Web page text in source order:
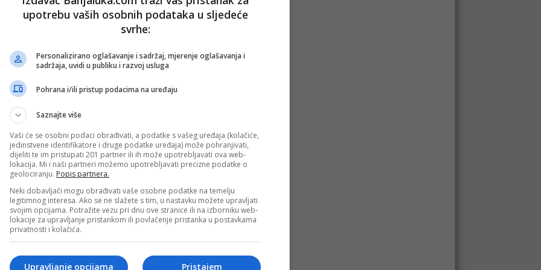
i stavove internet portala Banjaluka.com. Molimo korisnike da se suzdrže od vrijeđanja,
da obriše komentar bez najave i objašnjenja. Zbog velikog broja komentara Banjaluka.com
prihvatate mogućnost da među komentarima mogu biti pronađeni sadržaji koji mogu biti
polja su obavezna!
upotrebu vaših osobnih podataka u sljedeće
svrhe:
Personalizirano oglašavanje i sadržaj, mjerenje oglašavanja i
sadržaja, uvidi u publiku i razvoj usluga
Pohrana i/ili pristup podacima na uređaju
Saznajte više
Vaši će se osobni podaci obrađivati, a podatke s vašeg uređaja (kolačiće,
jedinstvene identifikatore i druge podatke uređaja) može pohranjivati,
dijeliti te im pristupati 201 partner ili ih može upotrebljavati ova web-
lokacija. Mi i naši partneri možemo upotrebljavati precizne podatke o
geolociranju. Popis partnera.
Neki dobavljači mogu obrađivati vaše osobne podatke na temelju
legitimnog interesa. Ako se ne slažete s tim, u nastavku možete upravljati
svojim opcijama. Potražite vezu pri dnu ove stranice ili na izborniku web-
lokacije za upravljanje pristankom ili povlačenje pristanka u postavkama
privatnosti i kolačića.
Pristajem
Upravljanje opcijama